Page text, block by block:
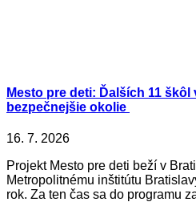
Mesto pre deti: Ďalších 11
bezpečnejšie okolie
16. 7. 2026
Projekt Mesto pre deti beží v
Metropolitnému inštitútu
rok. Za ten čas sa do programu